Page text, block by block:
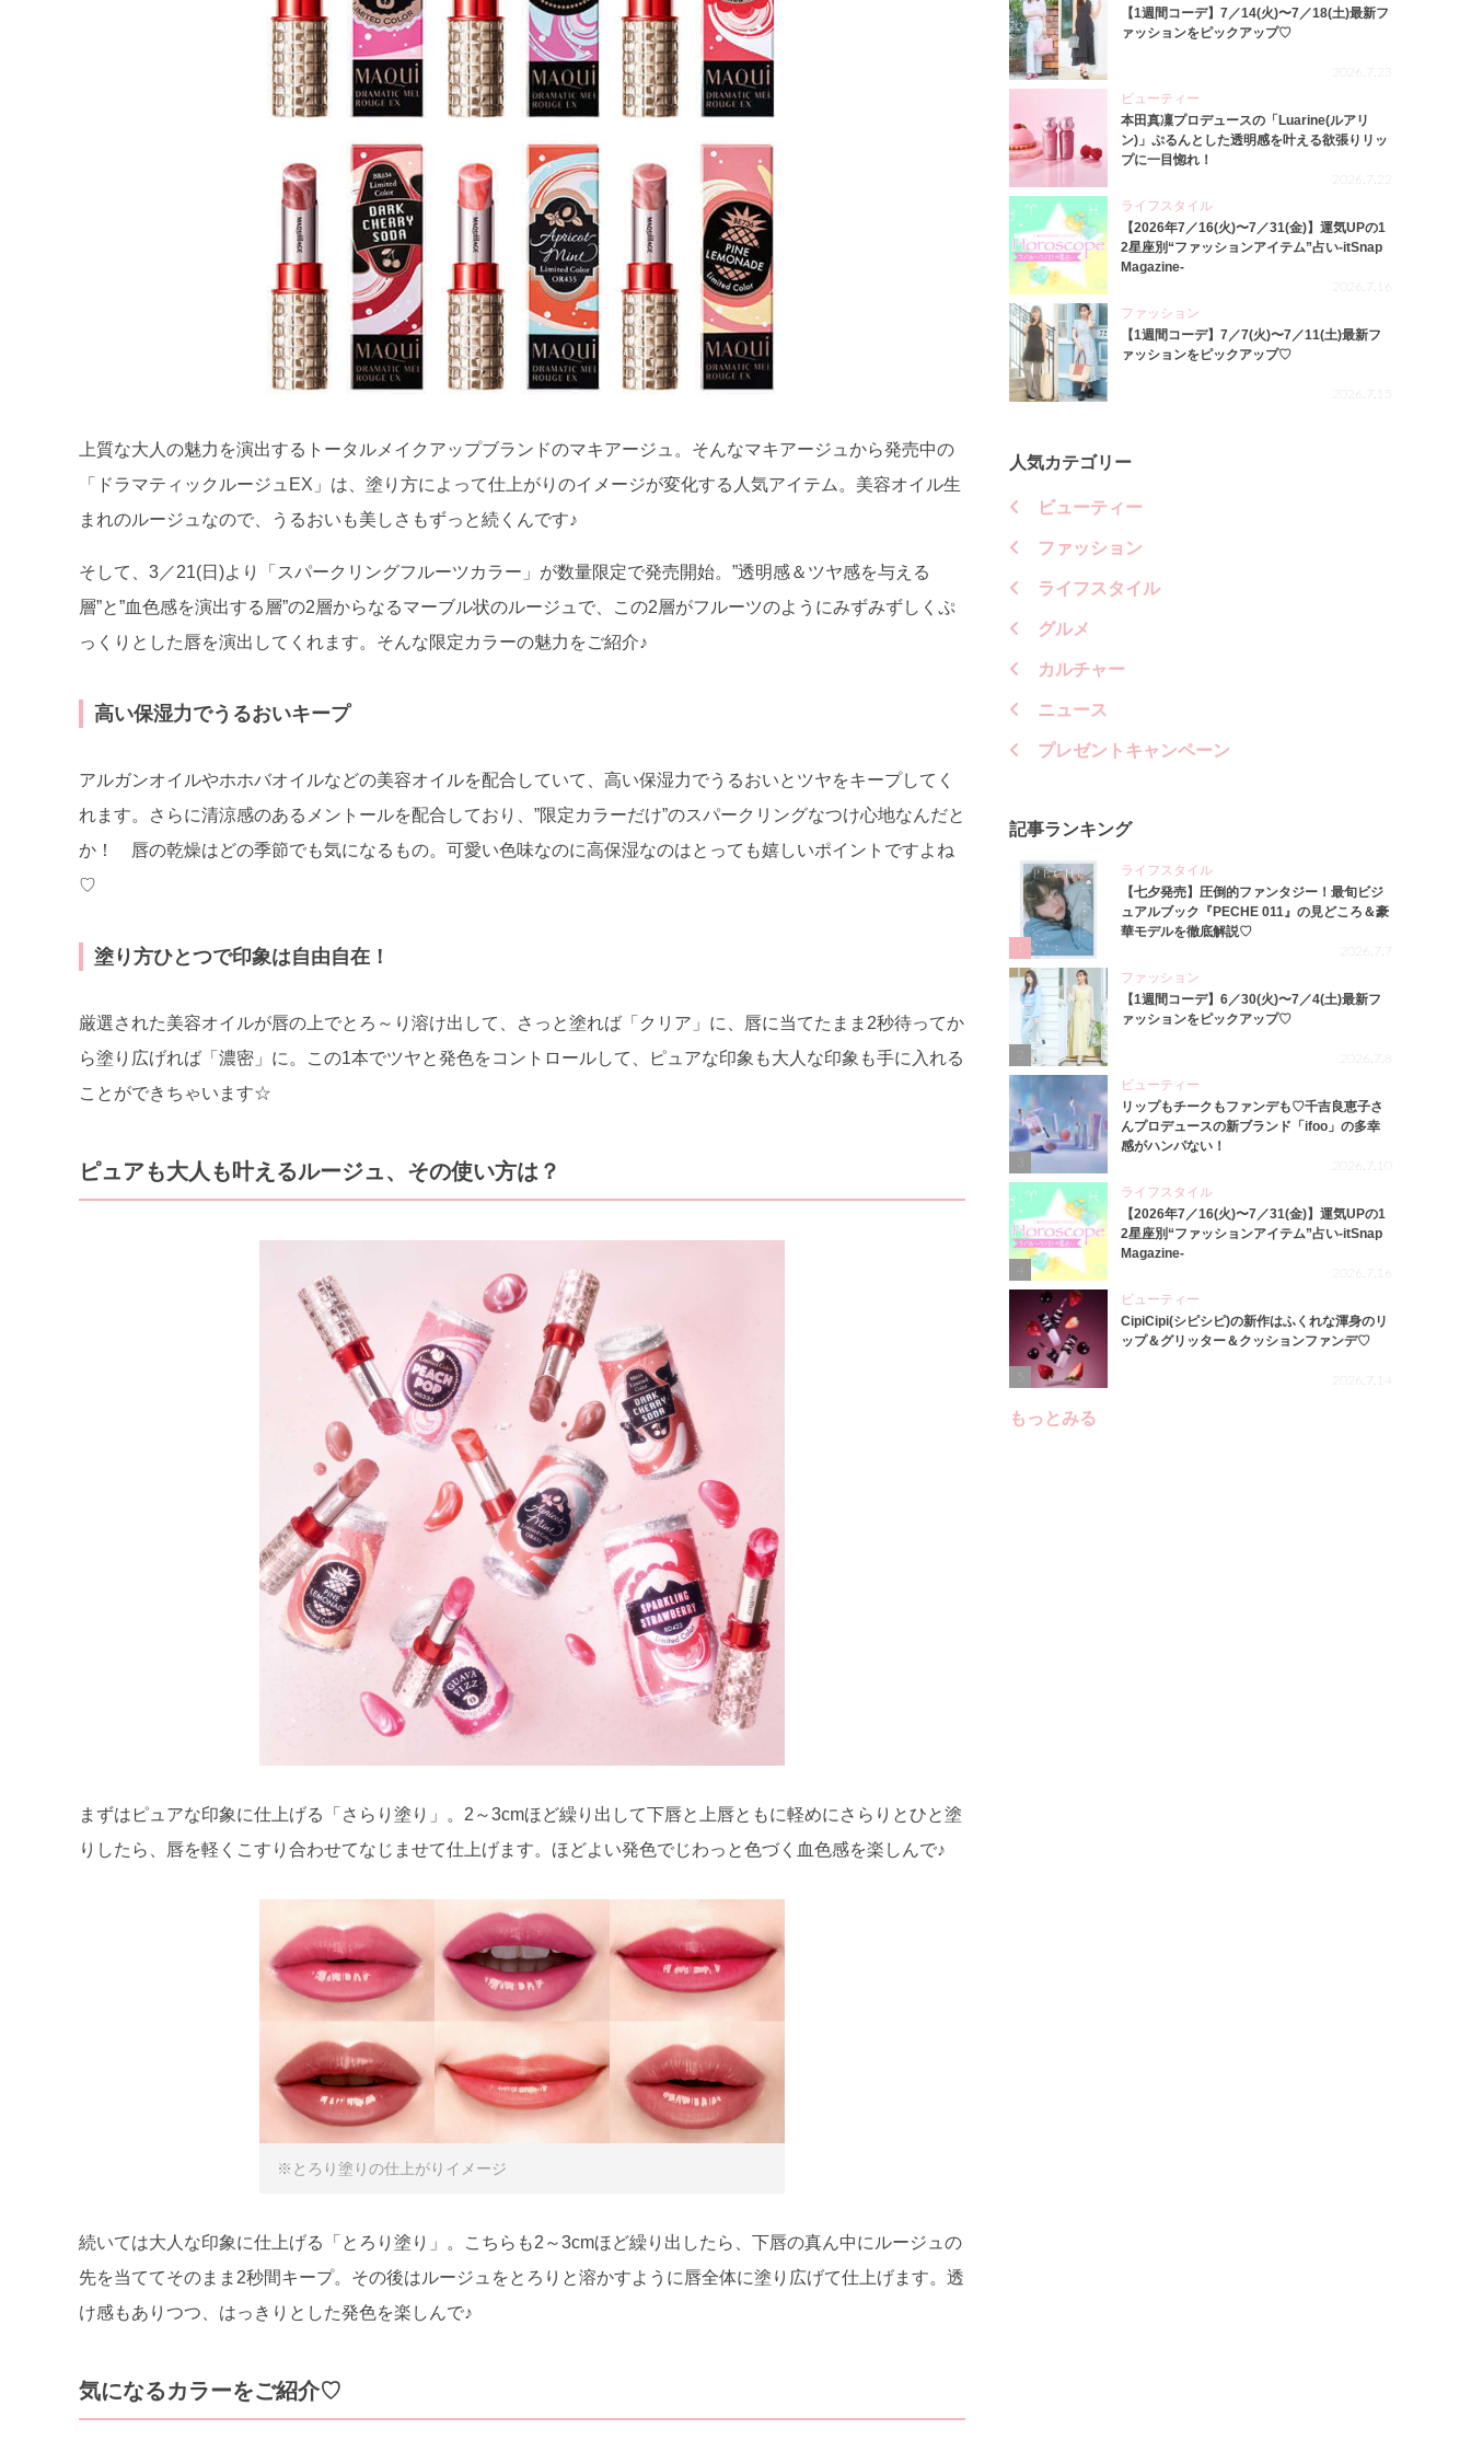
上質な大人の魅力を演出するトータルメイクアップブランドのマキアージュ。そんなマキアージュから発売中の
「ドラマティックルージュEX」は、塗り方によって仕上がりのイメージが変化する人気アイテム。美容オイル生
まれのルージュなので、うるおいも美しさもずっと続くんです♪
そして、3／21(日)より「スパークリングフルーツカラー」が数量限定で発売開始。”透明感＆ツヤ感を与える
層”と”血色感を演出する層”の2層からなるマーブル状のルージュで、この2層がフルーツのようにみずみずしくぷ
っくりとした唇を演出してくれます。そんな限定カラーの魅力をご紹介♪
高い保湿力でうるおいキープ
アルガンオイルやホホバオイルなどの美容オイルを配合していて、高い保湿力でうるおいとツヤをキープしてく
れます。さらに清涼感のあるメントールを配合しており、”限定カラーだけ”のスパークリングなつけ心地なんだと
か！ 唇の乾燥はどの季節でも気になるもの。可愛い色味なのに高保湿なのはとっても嬉しいポイントですよね
♡
塗り方ひとつで印象は自由自在！
厳選された美容オイルが唇の上でとろ～り溶け出して、さっと塗れば「クリア」に、唇に当てたまま2秒待ってか
ら塗り広げれば「濃密」に。この1本でツヤと発色をコントロールして、ピュアな印象も大人な印象も手に入れる
ことができちゃいます☆
ピュアも大人も叶えるルージュ、その使い方は？
まずはピュアな印象に仕上げる「さらり塗り」。2～3cmほど繰り出して下唇と上唇ともに軽めにさらりとひと塗
りしたら、唇を軽くこすり合わせてなじませて仕上げます。ほどよい発色でじわっと色づく血色感を楽しんで♪
※とろり塗りの仕上がりイメージ
続いては大人な印象に仕上げる「とろり塗り」。こちらも2～3cmほど繰り出したら、下唇の真ん中にルージュの
先を当ててそのまま2秒間キープ。その後はルージュをとろりと溶かすように唇全体に塗り広げて仕上げます。透
け感もありつつ、はっきりとした発色を楽しんで♪
気になるカラーをご紹介♡
【1週間コーデ】7／14(火)〜7／18(土)最新フ
ァッションをピックアップ♡
2026.7.23
ビューティー
本田真凜プロデュースの「Luarine(ルアリ
ン)」ぷるんとした透明感を叶える欲張りリッ
プに一目惚れ！
2026.7.22
ライフスタイル
【2026年7／16(火)〜7／31(金)】運気UPの1
2星座別“ファッションアイテム”占い-itSnap
Magazine-
2026.7.16
ファッション
【1週間コーデ】7／7(火)〜7／11(土)最新フ
ァッションをピックアップ♡
2026.7.15
人気カテゴリー
ビューティー
ファッション
ライフスタイル
グルメ
カルチャー
ニュース
プレゼントキャンペーン
記事ランキング
ライフスタイル
【七夕発売】圧倒的ファンタジー！最旬ビジ
ュアルブック『PECHE 011』の見どころ＆豪
華モデルを徹底解説♡
2026.7.7
ファッション
【1週間コーデ】6／30(火)〜7／4(土)最新フ
ァッションをピックアップ♡
2026.7.8
3
ビューティー
リップもチークもファンデも♡千吉良恵子さ
んプロデュースの新ブランド「ifoo」の多幸
感がハンパない！
2026.7.10
4
ライフスタイル
【2026年7／16(火)〜7／31(金)】運気UPの1
2星座別“ファッションアイテム”占い-itSnap
Magazine-
2026.7.16
ビューティー
CipiCipi(シピシピ)の新作はふくれな渾身のリ
ップ＆グリッター＆クッションファンデ♡
2026.7.14
もっとみる